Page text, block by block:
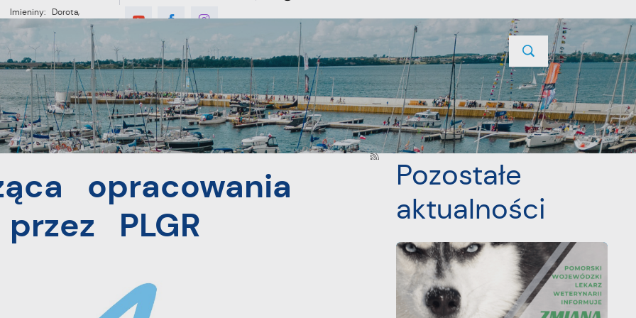
Imieniny: Dorota,
Konrad, Kajetan
MIESZKANIEC TURYSTYKA INWESTYCJE PROJEKTY UNIJNE KONTAKT
lokalnej strategii przez PLGR POPRZEDNI NASTĘPNY
opracowania
PLGR
Pozostałe
aktualności